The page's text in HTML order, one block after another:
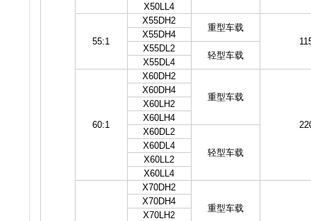
X50LL4
55:1
X55DH2
重型车载
X55DH4
X55DL2
轻型车载
X55DL4
60:1
X60DH2
重型车载
X60DH4
X60LH2
X60LH4
X60DL2
轻型车载
X60DL4
X60LL2
X60LL4
X70DH2
重型车载
X70DH4
X70LH2